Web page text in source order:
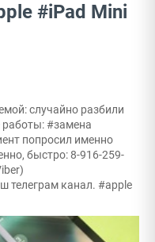
#iPad Mini
случайно разбили
работы: #замена
попросил именно
быстро: 8-916-259-
телеграм канал. #apple